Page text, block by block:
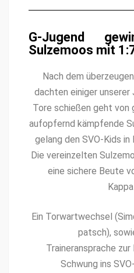
G‑Jugend
Sulzemoos mit
Nach dem
dacht­en einiger unser­er
Tore schießen geht von
aufopfer­nd kämpfende
gelang den SVO-Kids
Die vere­inzel­ten
eine sichere Beute
Ein Tor­wartwech­sel
patsch),
Train­er­ansprache
Schwung ins